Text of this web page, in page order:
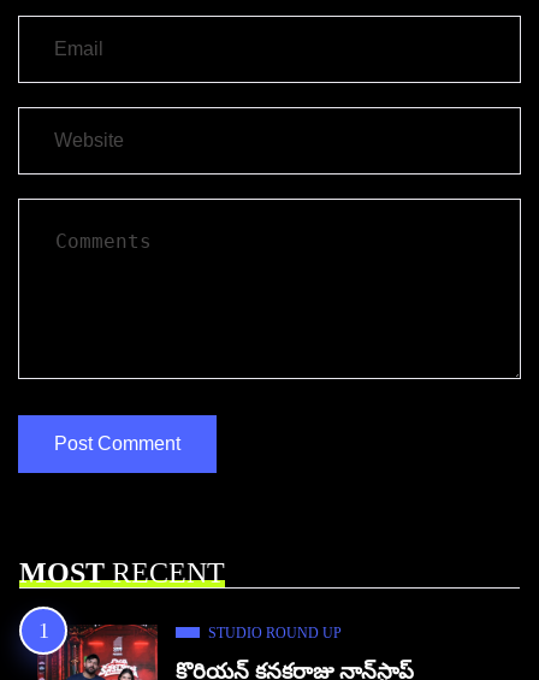
MOSTRECENT
STUDIO ROUND UP
కొరియన్ కనకరాజు నాన్‌స్టాప్